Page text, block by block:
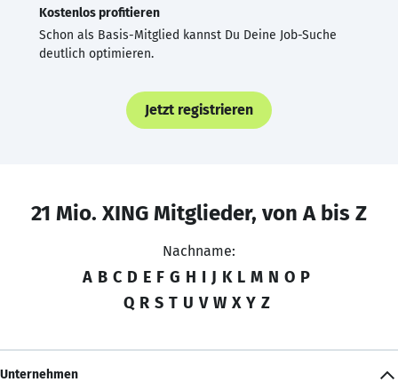
Kostenlos profitieren
Schon als Basis-Mitglied kannst Du Deine Job-Suche
deutlich optimieren.
Jetzt registrieren
21 Mio. XING Mitglieder, von A bis Z
Nachname:
A B C D E F G H I J K L M N O P
Q R S T U V W X Y Z
Unternehmen